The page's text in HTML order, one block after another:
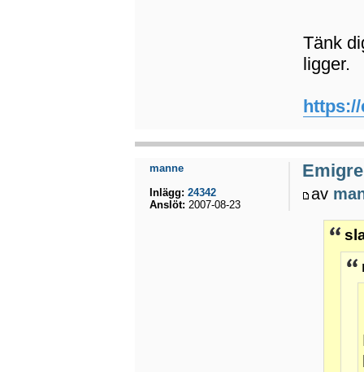
Tänk
ligger.
av
manne
Inlägg: 24342
Anslöt: 2007-08-23